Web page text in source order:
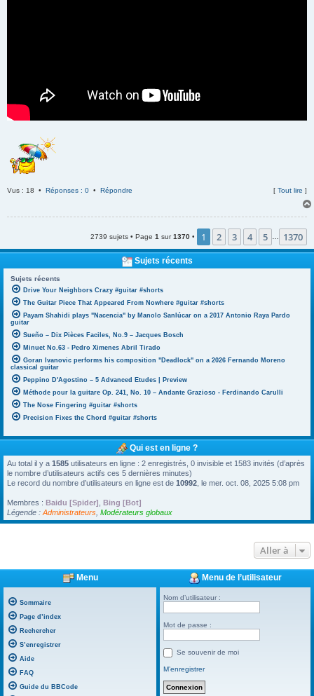
Vus : 18 • Réponses : 0 • Répondre [ Tout lire ]
2739 sujets • Page 1 sur1370 • 1 2 3 4 5 1370
Sujets récents
Sujets récents
Drive Your Neighbors Crazy #guitar #shorts
The Guitar Piece That Appeared From Nowhere #guitar #shorts
Payam Shahidi plays "Nacencia" by Manolo Sanlúcar on a 2017 Antonio Raya Pardo
guitar
Sueño – Dix Pièces Faciles, No.9 – Jacques Bosch
Minuet No.63 - Pedro Ximenes Abril Tirado
Goran Ivanovic performs his composition "Deadlock" on a 2026 Fernando Moreno
classical guitar
Peppino D'Agostino – 5 Advanced Etudes | Preview
Méthode pour la guitare Op. 241, No. 10 – Andante Grazioso - Ferdinando Carulli
The Nose Fingering #guitar #shorts
Precision Fixes the Chord #guitar #shorts
Qui est en ligne ?
Au total il y a 1585 utilisateurs en ligne : 2 enregistrés, 0 invisible et 1583 invités (d’après
le nombre d’utilisateurs actifs ces 5 dernières minutes)
Le record du nombre d’utilisateurs en ligne est de 10992 , le mer. oct. 08, 2025 5:08 pm
Membres : Baidu [Spider] Bing [Bot]
Légende : Administrateurs Modérateurs globaux
Aller à
Menu
Sommaire
Page d’index
Rechercher
S’enregistrer
Aide
FAQ
Guide du BBCode
Menu de l’utilisateur
Nom d’utilisateur :
Mot de passe :
Se souvenir de moi
M’enregistrer